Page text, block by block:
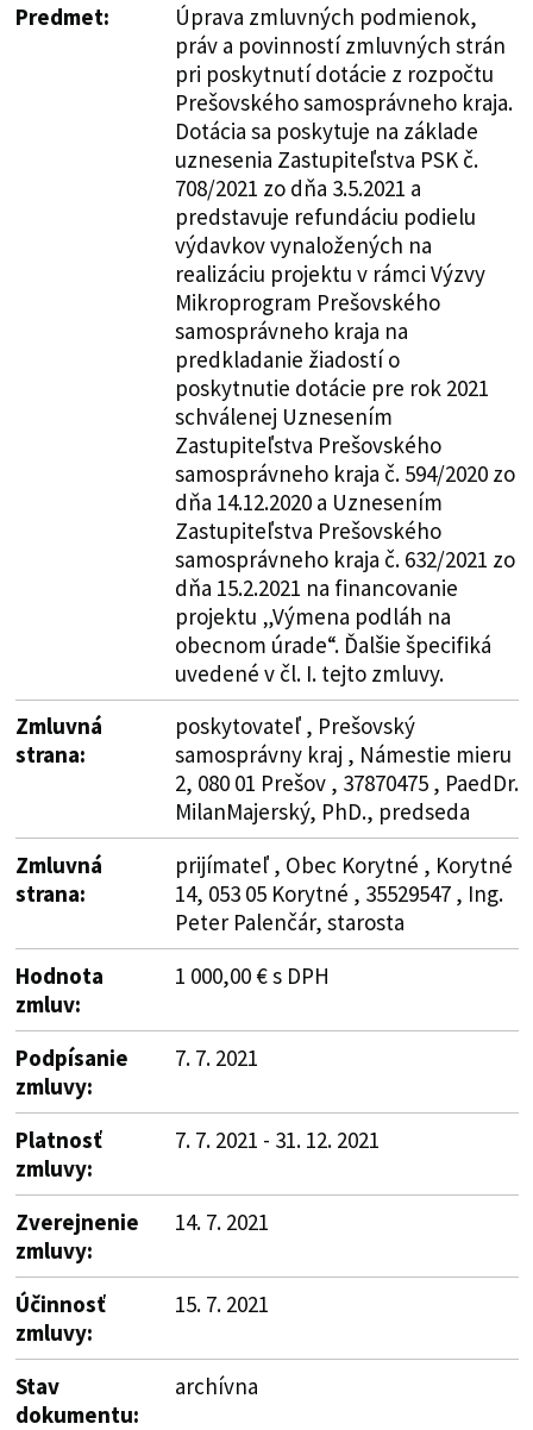
Predmet:
Úprava zmluvných podmienok,
práv a povinností zmluvných strán
pri poskytnutí dotácie z rozpočtu
Prešovského samosprávneho kraja.
Dotácia sa poskytuje na základe
uznesenia Zastupiteľstva PSK č.
708/2021 zo dňa 3.5.2021 a
predstavuje refundáciu podielu
výdavkov vynaložených na
realizáciu projektu v rámci Výzvy
Mikroprogram Prešovského
samosprávneho kraja na
predkladanie žiadostí o
poskytnutie dotácie pre rok 2021
schválenej Uznesením
Zastupiteľstva Prešovského
samosprávneho kraja č. 594/2020 zo
dňa 14.12.2020 a Uznesením
Zastupiteľstva Prešovského
samosprávneho kraja č. 632/2021 zo
dňa 15.2.2021 na financovanie
projektu „Výmena podláh na
obecnom úrade“. Ďalšie špecifiká
uvedené v čl. I. tejto zmluvy.
Zmluvná
strana:
poskytovateľ , Prešovský
samosprávny kraj , Námestie mieru
2, 080 01 Prešov , 37870475 , PaedDr.
MilanMajerský, PhD., predseda
Zmluvná
strana:
prijímateľ , Obec Korytné , Korytné
14, 053 05 Korytné , 35529547 , Ing.
Peter Palenčár, starosta
Hodnota
zmluv:
1 000,00 € s DPH
Podpísanie
zmluvy:
7. 7. 2021
Platnosť
zmluvy:
7. 7. 2021 - 31. 12. 2021
Zverejnenie
zmluvy:
14. 7. 2021
Účinnosť
zmluvy:
15. 7. 2021
Stav
dokumentu:
archívna